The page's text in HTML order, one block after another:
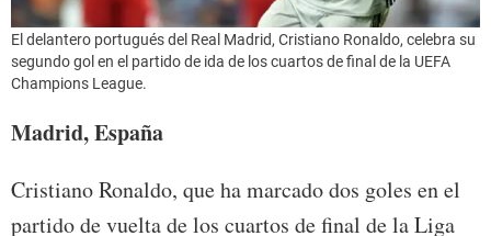
El delantero portugués del Real Madrid, Cristiano Ronaldo, celebra su
segundo gol en el partido de ida de los cuartos de final de la UEFA
Champions League.
Madrid, España
Cristiano Ronaldo, que ha marcado dos goles en el
partido de vuelta de los cuartos de final de la Liga